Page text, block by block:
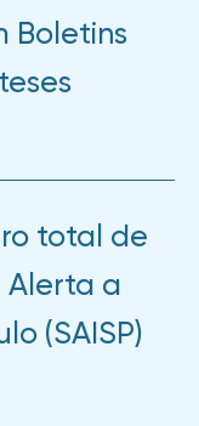
Boletins
total de
Alerta a
(SAISP)